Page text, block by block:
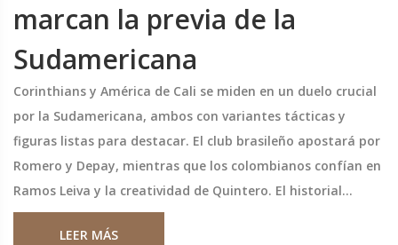
marcan la previa de la
Sudamericana
Corinthians y América de Cali se miden en un duelo crucial
por la Sudamericana, ambos con variantes tácticas y
figuras listas para destacar. El club brasileño apostará por
Romero y Depay, mientras que los colombianos confían en
Ramos Leiva y la creatividad de Quintero. El historial
reciente augura un choque con muchas llegadas.
LEER MÁS